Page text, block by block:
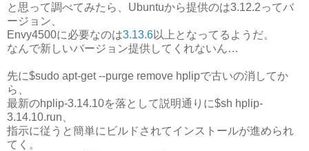
と思って調べてみたら、Ubuntuから提供のは3.12.2ってバ
ージョン、
Envy4500に必要なのは3.13.6以上となってるようだ。
なんで新しいバージョン提供してくれないん…
先に$sudo apt-get --purge remove hplipで古いの消してか
ら、
最新のhplip-3.14.10を落として説明通りに$sh hplip-
3.14.10.run、
指示に従うと簡単にビルドされてインストールが進められ
てく。